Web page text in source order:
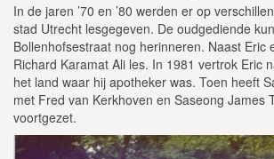
In de jaren ’70 en ’80 werden er op
stad Utrecht lesgegeven. De oudgediende
Bollenhofsestraat nog herinneren. Naast Eric
Richard Karamat Ali les. In 1981 vertrok Eric
het land waar hij apotheker was. Toen heeft
met Fred van Kerkhoven en Saseong James
voortgezet.